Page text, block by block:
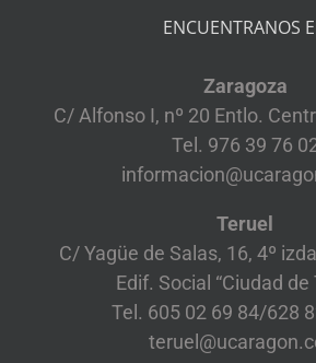
ENCUENTRANOS
Zaragoza
C/ Alfonso I, nº 20 Entlo.
Tel. 976 39 76
Teruel
C/ Yagüe de Salas, 16, 4º
Edif. Social “Ciudad de
Tel. 605 02 69 84/628